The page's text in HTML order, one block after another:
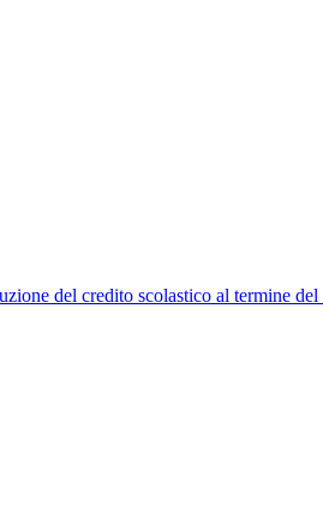
del credito scolastico al termine